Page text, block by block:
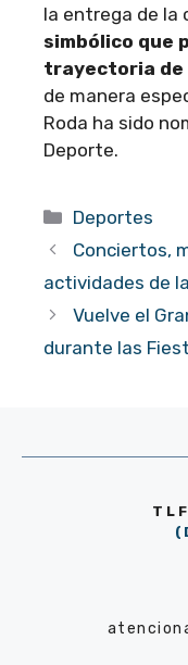
la entrega de la
simbólico que
trayectoria de
de manera
Roda ha sido
Deporte.
Categorías
Deportes
Conciertos,
actividades de
Vuelve el
durante las